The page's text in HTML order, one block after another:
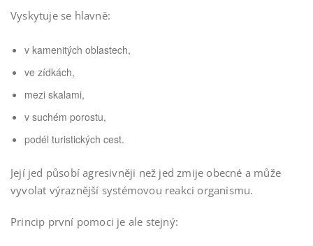
Vyskytuje se hlavně:
v kamenitých oblastech,
ve zídkách,
mezi skalami,
v suchém porostu,
podél turistických cest.
Její jed působí agresivněji než jed zmije obecné a může
vyvolat výraznější systémovou reakci organismu.
Princip první pomoci je ale stejný: